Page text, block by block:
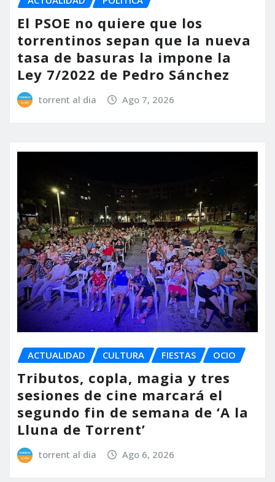
El PSOE no quiere que los
torrentinos sepan que la nueva
tasa de basuras la impone la
Ley 7/2022 de Pedro Sánchez
torrent al dia Ago 7, 2026
ACTUALIDAD CULTURA FIESTAS OCIO
Tributos, copla, magia y tres
sesiones de cine marcará el
segundo fin de semana de ‘A la
Lluna de Torrent’
torrent al dia Ago 6, 2026